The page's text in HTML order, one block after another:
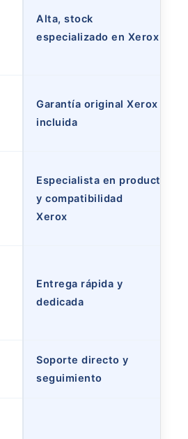
Alta, stock
especializado en Xerox
Garantía original Xerox
incluida
Especialista en productos
y compatibilidad
Xerox
Entrega rápida y
dedicada
Soporte directo y
seguimiento